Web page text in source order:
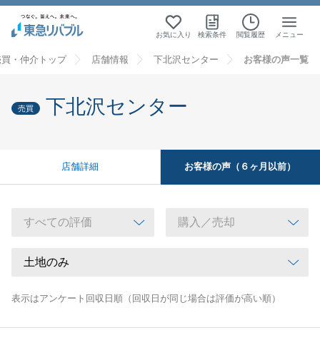
お気に入り 検索条件 閲覧履歴 メニュー
・仲介トップ 店舗情報 下北沢センター お客様の声一覧
売買 下北沢センター
店舗詳細 お客様の声（６ヶ月以前）
表示はアンケート回収日順（回収日が同じ場合は評価が高い順）